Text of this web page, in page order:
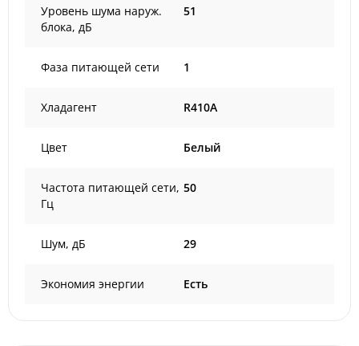
Уровень шума наруж.
блока, дБ
51
Фаза питающей сети 1
Хладагент R410A
Цвет Белый
Частота питающей сети,
Гц
50
Шум, дБ 29
Экономия энергии Есть